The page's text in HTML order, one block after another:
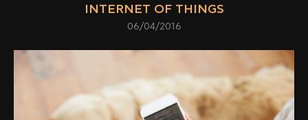
INTERNET OF THINGS
06/04/2016